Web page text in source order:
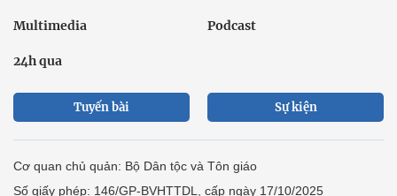
Multimedia Podcast
24h qua
Tuyến bài Sự kiện
Cơ quan chủ quản: Bộ Dân tộc và Tôn giáo
Số giấy phép: 146/GP-BVHTTDL, cấp ngày 17/10/2025